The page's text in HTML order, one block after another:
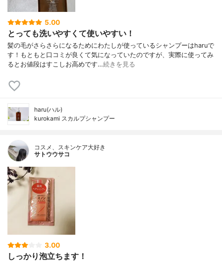
5.00
とっても洗いやすくて使いやすい！
髪の毛がさらさらになるためにわたしが使っているシャンプーはharuで
す！もともと口コミが良くて気になっていたのですが、実際に使ってみ
るとお値段はすこしお高めです…続きを見る
haru(ハル)
kurokami スカルプシャンプー
コスメ、スキンケア大好き
サトウウサコ
3.00
しっかり泡立ちます！